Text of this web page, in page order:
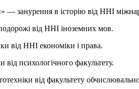
занурення в історію від ННІ
від ННІ іноземних мов.
від ННІ економіки і права.
психологічного факультету.
від факультету